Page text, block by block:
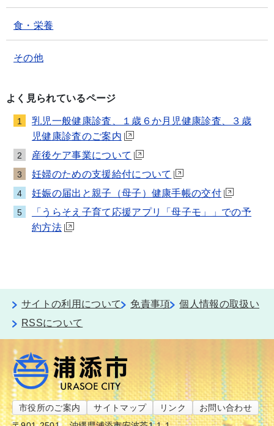
食・栄養
その他
よく見られているページ
1
乳児一般健康診査、１歳６か月児健康診査、３歳
児健康診査のご案内
2 産後ケア事業について
3 妊婦のための支援給付について
4 妊娠の届出と親子（母子）健康手帳の交付
5
「うらそえ子育て応援アプリ「母子モ」」での予
約方法
サイトの利用について 免責事項
個人情報の取扱い
RSSについて
市役所のご案内 サイトマップ リンク
お問い合わせ